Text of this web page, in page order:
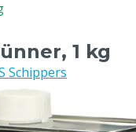
1 kg
Schippers